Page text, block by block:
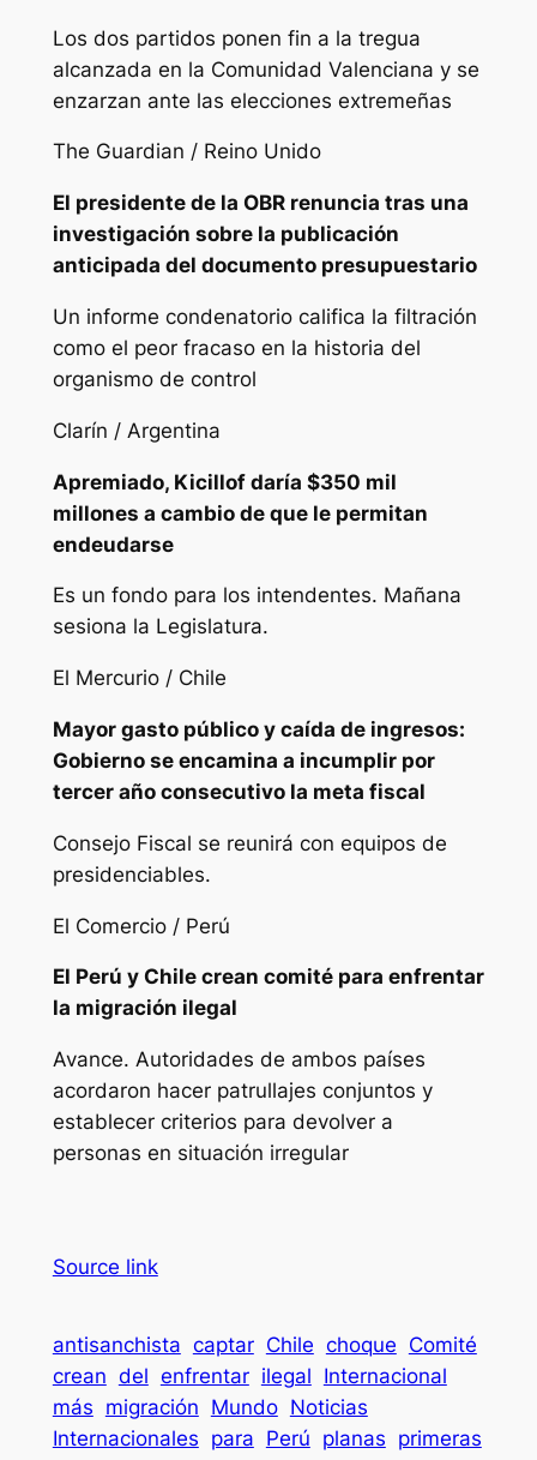
Los dos partidos ponen fin a la tregua
alcanzada en la Comunidad Valenciana y se
enzarzan ante las elecciones extremeñas
The Guardian / Reino Unido
El presidente de la OBR renuncia tras una
investigación sobre la publicación
anticipada del documento presupuestario
Un informe condenatorio califica la filtración
como el peor fracaso en la historia del
organismo de control
Clarín / Argentina
Apremiado, Kicillof daría $350 mil
millones a cambio de que le permitan
endeudarse
Es un fondo para los intendentes. Mañana
sesiona la Legislatura.
El Mercurio / Chile
Mayor gasto público y caída de ingresos:
Gobierno se encamina a incumplir por
tercer año consecutivo la meta fiscal
Consejo Fiscal se reunirá con equipos de
presidenciables.
El Comercio / Perú
El Perú y Chile crean comité para enfrentar
la migración ilegal
Avance. Autoridades de ambos países
acordaron hacer patrullajes conjuntos y
establecer criterios para devolver a
personas en situación irregular
Source link
antisanchista captar Chile choque Comité
crean del enfrentar ilegal Internacional
más migración Mundo Noticias
Internacionales para Perú planas primeras